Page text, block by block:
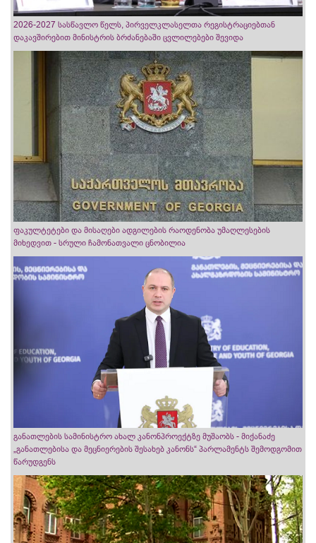
2026-2027 სასწავლო წელს, პირველკლასელთა რეგისტრაციებთან
დაკავშირებით მინისტრის ბრძანებაში ცვლილებები შევიდა
ფაკულტეტები და მისაღები ადგილების რაოდენობა უმაღლესების
მიხედვით - სრული ჩამონათვალი ცნობილია
განათლების სამინისტრო ახალ კანონპროექტზე მუშაობს - მიქანაძე
„განათლებისა და მეცნიერების შესახებ კანონს“ პარლამენტს შემოდგომით
წარუდგენს